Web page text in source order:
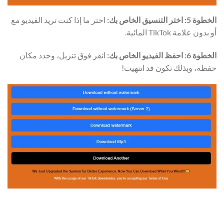
الخطوة 5: اختر التنسيق الخاص بك:
اختر ما إذا كنت تريد الفيديو مع
أو بدون علامة TikTok المائية.
الخطوة 6: احفظ الفيديو الخاص بك:
انقر فوق تنزيل، وحدد مكان
حفظه، وبذلك تكون قد انتهيت!